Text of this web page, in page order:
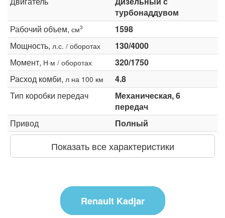
турбонаддувом
Рабочий объем, см3
1598
Мощность, л.с. / оборотах
130/4000
Момент, Н·м / оборотах
320/1750
Расход комби, л на 100 км
4.8
Тип коробки передач
Механическая, 6
передач
Привод
Полный
Показать все характеристики
Renault Kadjar